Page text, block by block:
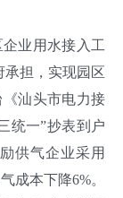
业用水接入工
承担，实现园区
汕头市电力接
统一”抄表到户
供气企业采用
成本下降6%。